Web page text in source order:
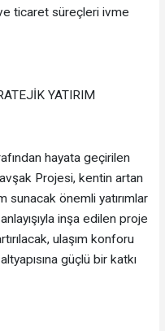
ticaret süreçleri ivme
YATIRIM
hayata geçirilen
Projesi, kentin artan
sunacak önemli yatırımlar
inşa edilen proje
ulaşım konforu
güçlü bir katkı